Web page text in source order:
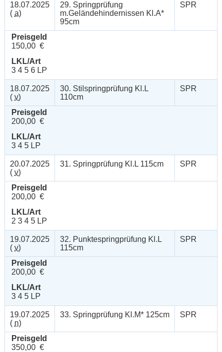
18.07.2025
( a)
29. Springprüfung
m.Geländehindernissen Kl.A*
95cm
SPR
Preisgeld
150,00 €
LKL/Art
3 4 5 6 LP
18.07.2025
( v)
30. Stilspringprüfung Kl.L
110cm
SPR
Preisgeld
200,00 €
LKL/Art
3 4 5 LP
20.07.2025
( v)
31. Springprüfung Kl.L 115cm SPR
Preisgeld
200,00 €
LKL/Art
2 3 4 5 LP
19.07.2025
( v)
32. Punktespringprüfung Kl.L
115cm
SPR
Preisgeld
200,00 €
LKL/Art
3 4 5 LP
19.07.2025
( n)
33. Springprüfung Kl.M* 125cm SPR
Preisgeld
350,00 €